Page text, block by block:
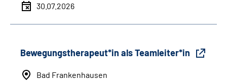
30.07.2026
Bewegungstherapeut*in als Teamleiter*in
Bad Frankenhausen